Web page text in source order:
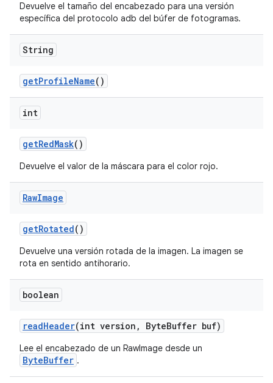
Devuelve el tamaño del encabezado para una versión
específica del protocolo adb del búfer de fotogramas.
String
getProfileName()
int
getRedMask()
Devuelve el valor de la máscara para el color rojo.
RawImage
getRotated()
Devuelve una versión rotada de la imagen. La imagen se
rota en sentido antihorario.
boolean
readHeader(int version , ByteBuffer buf)
Lee el encabezado de un RawImage desde un
ByteBuffer .